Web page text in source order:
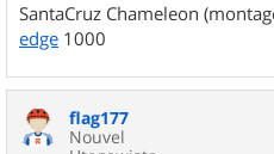
SantaCruz Chameleon
edge 1000
flag177
Nouvel